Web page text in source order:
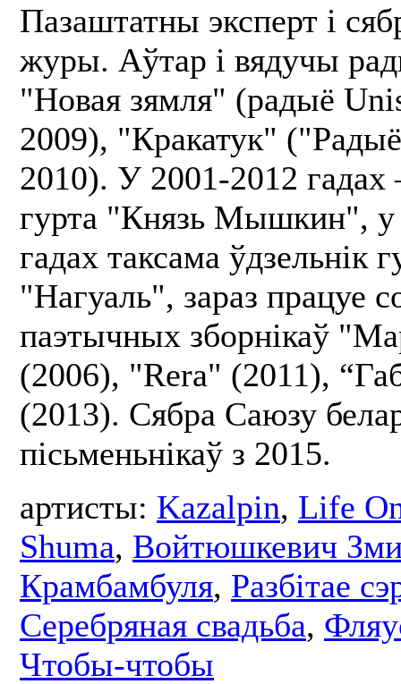
Пазаштатны эксперт і
журы. Аўтар і вядучы
"Новая зямля" (радыё
2009), "Кракатук"
2010). У 2001-2012 гадах
гурта "Князь Мышкин", у
гадах таксама ўдзельнік
"Нагуаль", зараз працуе
паэтычных зборнікаў
(2006), "Rera" (2011),
(2013). Сябра Саюзу
пісьменьнікаў з 2015.
артисты: Kazalpin, Life
Shuma, Войтюшкевич
Крамбамбуля, Разбітае
Серебряная свадьба,
Чтобы-чтобы